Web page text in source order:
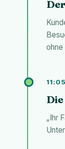
11:05
„Ihr